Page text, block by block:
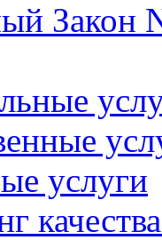
Закон
услуги